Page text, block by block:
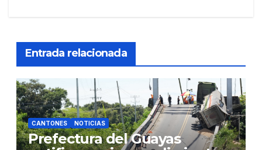
Entrada relacionada
CANTONES NOTICIAS
Prefectura del Guayas